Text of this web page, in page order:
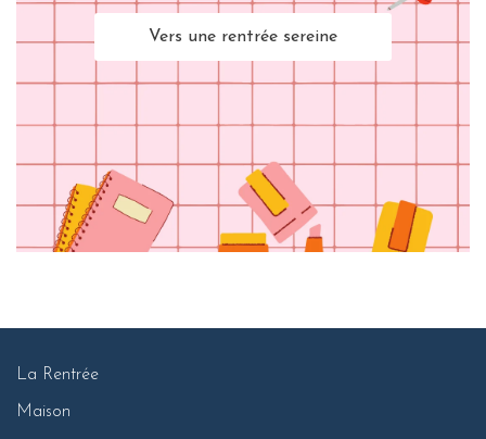
Vers une rentrée sereine
La Rentrée
Maison